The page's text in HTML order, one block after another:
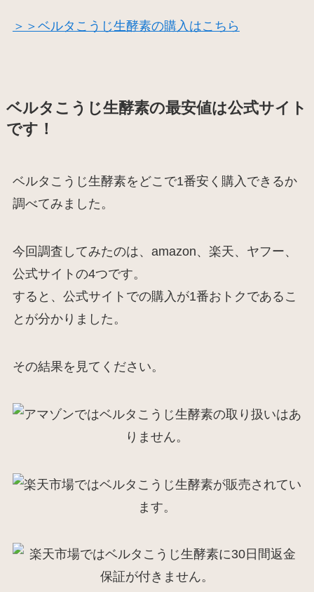
＞＞ベルタこうじ生酵素の購入はこちら
ベルタこうじ生酵素の最安値は公式サイト
です！
ベルタこうじ生酵素をどこで1番安く購入できるか
調べてみました。
今回調査してみたのは、amazon、楽天、ヤフー、
公式サイトの4つです。
すると、公式サイトでの購入が1番おトクであるこ
とが分かりました。
その結果を見てください。